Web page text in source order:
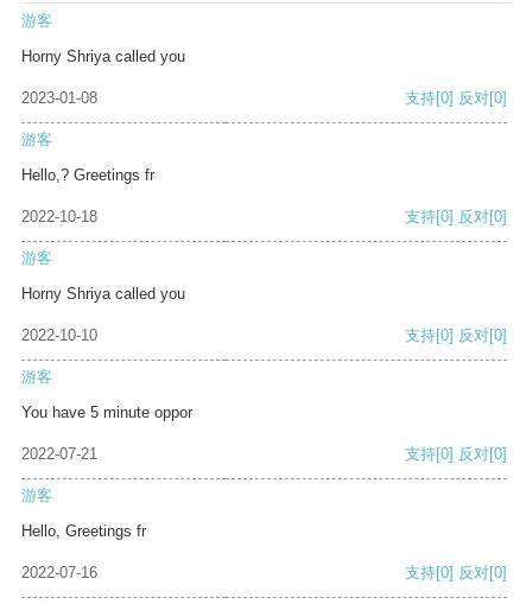
游客
Horny Shriya called you
2023-01-08 支持[0] 反对[0]
游客
Hello,? Greetings fr
2022-10-18 支持[0] 反对[0]
游客
Horny Shriya called you
2022-10-10 支持[0] 反对[0]
游客
You have 5 minute oppor
2022-07-21 支持[0] 反对[0]
游客
Hello, Greetings fr
2022-07-16 支持[0] 反对[0]